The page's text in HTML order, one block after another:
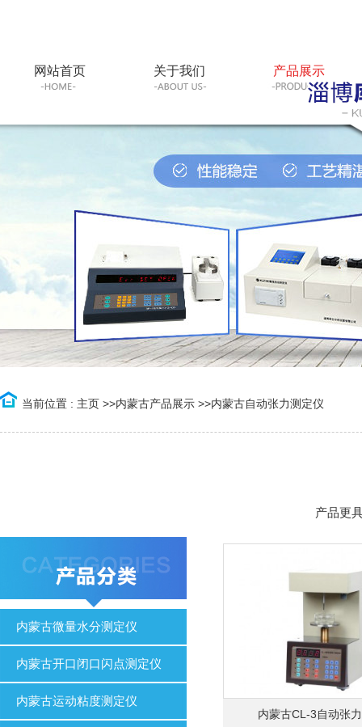
网站首页 关于我们 产品展示
当前位置 : 主页 >>内蒙古产品展示 >>内蒙古自动张力测定仪
产品更
内蒙古微量水分测定仪
内蒙古开口闭口闪点测定仪
内蒙古运动粘度测定仪
内蒙古CL-3自动张